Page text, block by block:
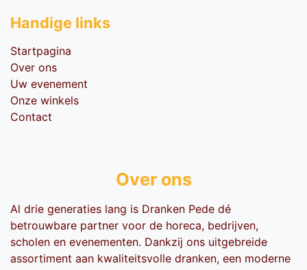
Handige li​nks
Startpagina
Over ons
Uw evenement
Onze winkels
Contact
Over ons
Al drie generaties lang is Dranken Pede dé
betrouwbare partner voor de horeca, bedrijven,
scholen en evenementen. Dankzij ons uitgebreide
assortiment aan kwaliteitsvolle dranken, een moderne